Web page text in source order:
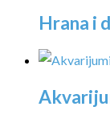
Hrana i